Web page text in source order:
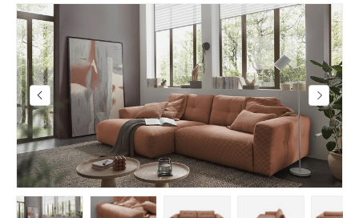
Bild 22 ist nun in der Galerieansicht verfügbar
Vorherige Nächste
Bild 22 in Galerieansicht laden
Bild 23 in Galerieansicht laden